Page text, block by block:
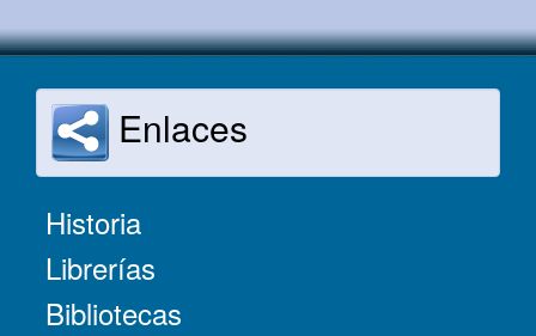
Enlaces
Historia
Librerías
Bibliotecas